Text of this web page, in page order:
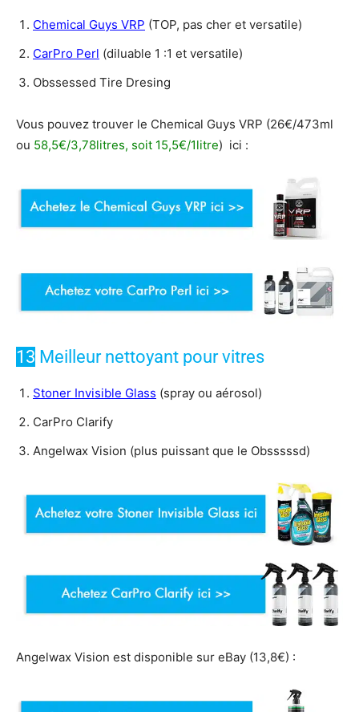
Chemical Guys VRP (TOP, pas cher et versatile)
CarPro Perl (diluable 1 :1 et versatile)
Obssessed Tire Dresing
Vous pouvez trouver le Chemical Guys VRP (26€/473ml
ou 58,5€/3,78litres, soit 15,5€/1litre) ici :
13 Meilleur nettoyant pour vitres
Stoner Invisible Glass (spray ou aérosol)
CarPro Clarify
Angelwax Vision (plus puissant que le Obsssssd)
Angelwax Vision est disponible sur eBay (13,8€) :